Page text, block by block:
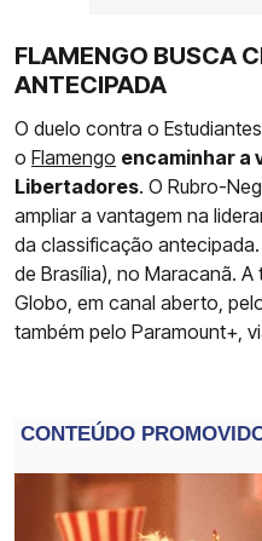
FLAMENGO BUSCA
ANTECIPADA
O duelo contra o
o Flamengo encaminhar a
Libertadores. O Rubro-
ampliar a vantagem na
da classificação
de Brasília), no Maracanã.
Globo, em canal aberto,
também pelo Paramount+,